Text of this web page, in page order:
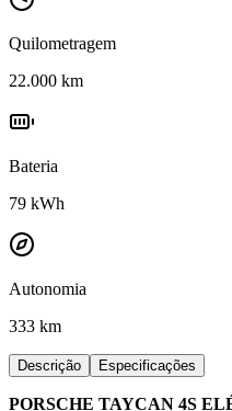
Quilometragem
22.000 km
Bateria
79 kWh
Autonomia
333 km
Descrição Especificações
PORSCHE TAYCAN 4S